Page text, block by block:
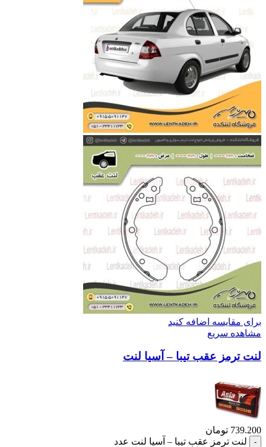
برای مقایسه اضافه کنید
مشاهده سریع
لنت ترمز عقب تیبا – آسیا لنت
739.200 تومان
لنت ترمز عقب تیبا – آسیا لنت عدد